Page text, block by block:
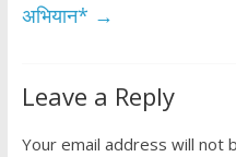
अभियान* →
Leave a Reply
Your email address will not